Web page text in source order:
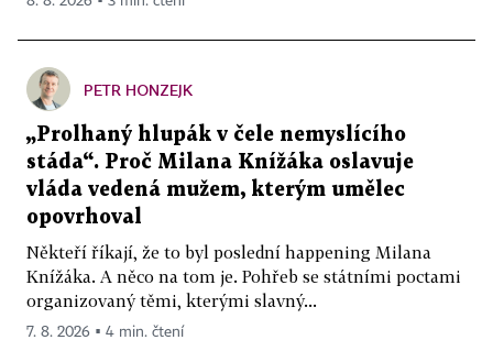
PETR HONZEJK
„Prolhaný hlupák v čele nemyslícího
stáda“. Proč Milana Knížáka oslavuje
vláda vedená mužem, kterým umělec
opovrhoval
Někteří říkají, že to byl poslední happening Milana
Knížáka. A něco na tom je. Pohřeb se státními poctami
organizovaný těmi, kterými slavný...
7. 8. 2026 ▪ 4 min. čtení